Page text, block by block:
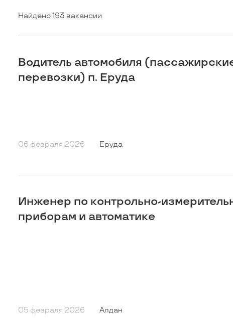
Найдено 193 вакансии
Водитель автомобиля
перевозки) п. Еруда
06 февраля 2026 Еруда
Инженер по контрольно-
приборам и автоматике
05 февраля 2026 Алдан